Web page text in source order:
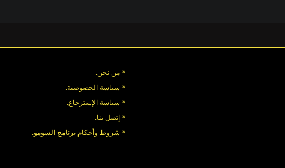
* من نحن.
* سياسة الخصوصية.
* سياسةالإسترجاع.
* إتصل بنا.
* شروط وأحكام برنامج السومو.